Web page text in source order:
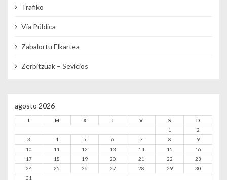
Trafiko
Vía Pública
Zabalortu Elkartea
Zerbitzuak – Sevicios
agosto 2026
L M X J V S
D
1
2
3
4 5 6 7 8
9
10
11 12 13 14 15
16
17
18 19 20 21 22
23
24
25 26 27 28 29
30
31